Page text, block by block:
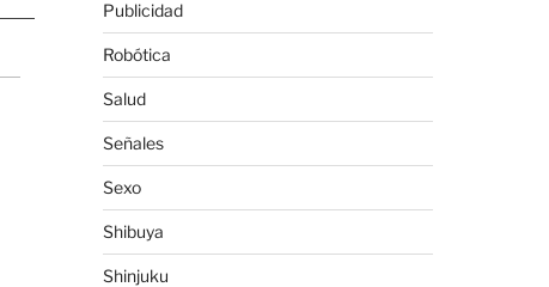
Publicidad
Robótica
Salud
Señales
Sexo
Shibuya
Shinjuku